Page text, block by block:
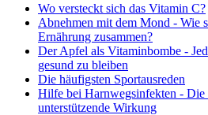
Wo versteckt sich das Vitamin C?
Abnehmen mit dem Mond - Wie
Ernährung zusammen?
Der Apfel als Vitaminbombe -
gesund zu bleiben
Die häufigsten Sportausreden
Hilfe bei Harnwegsinfekten - Die
unterstützende Wirkung